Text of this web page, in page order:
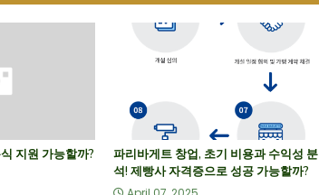
지원 가능할까?
파리바게트 창업, 초기 비용과 수익성 분
석! 제빵사 자격증으로 성공 가능할까?